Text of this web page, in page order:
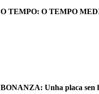
O TEMPO: O TEMPO
BONANZA: Unha placa sen